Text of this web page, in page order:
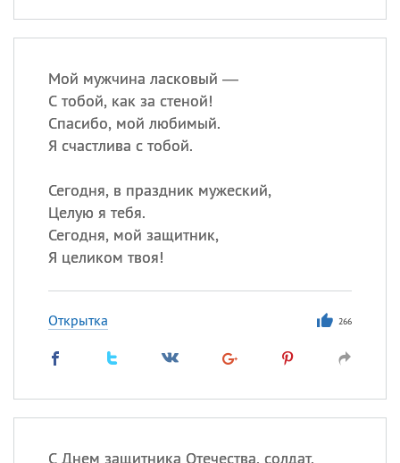
Мой мужчина ласковый —
С тобой, как за стеной!
Спасибо, мой любимый.
Я счастлива с тобой.
Сегодня, в праздник мужеский,
Целую я тебя.
Сегодня, мой защитник,
Я целиком твоя!
Открытка 266
С Днем защитника Отечества, солдат,